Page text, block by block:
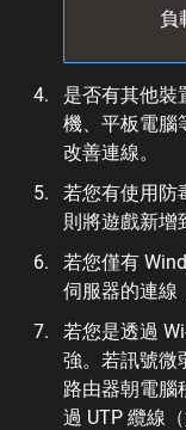
負
是否有其他裝
機、平板電腦
改善連線。
若您有使用防
則將遊戲新增
若您僅有
伺服器的連線
若您是透過
強。若訊號微
路由器朝電腦
過 UTP 纜線